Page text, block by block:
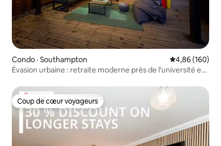
Condo · Southampton Note
4,86 (160)
Évasion urbaine : retraite moderne près de l'université et
Coup de cœur voyageurs
Coup de cœur voyageurs